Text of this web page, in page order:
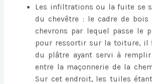
Les infiltrations ou la fuite se
du chevêtre : le cadre de bois
chevrons par lequel passe le
pour ressortir sur la toiture, il
du plâtre ayant servi à remplir
entre la maçonnerie de la
Sur cet endroit, les tuiles